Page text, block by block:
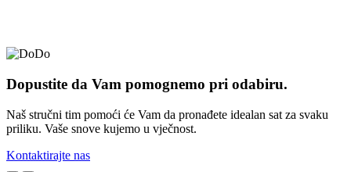
Dopustite da Vam pomognemo pri odabiru.
Naš stručni tim pomoći će Vam da pronađete idealan sat za svaku
priliku. Vaše snove kujemo u vječnost.
Kontaktirajte nas